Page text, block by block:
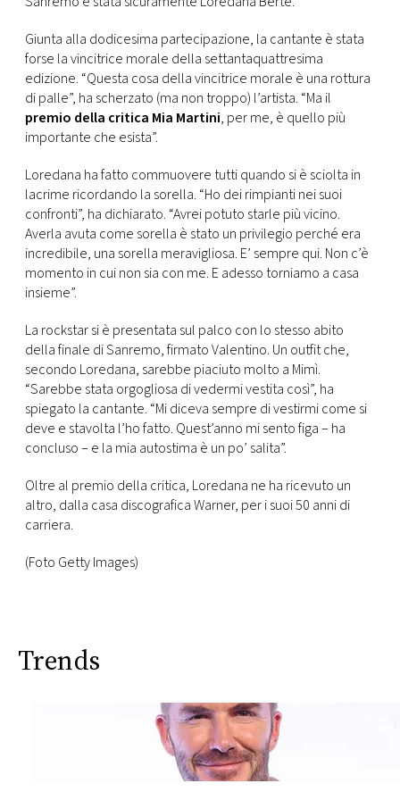
CONSIGLIA
Giunta alla dodicesima partecipazione, la cantante è stata
forse la vincitrice morale della settantaquattresima
edizione. “Questa cosa della vincitrice morale è una rottura
di palle”, ha scherzato (ma non troppo) l’artista. “Ma il
premio della critica Mia Martini, per me, è quello più
importante che esista”.
Loredana ha fatto commuovere tutti quando si è sciolta in
lacrime ricordando la sorella. “Ho dei rimpianti nei suoi
confronti”, ha dichiarato. “Avrei potuto starle più vicino.
Averla avuta come sorella è stato un privilegio perché era
incredibile, una sorella meravigliosa. E’ sempre qui. Non c’è
momento in cui non sia con me. E adesso torniamo a casa
insieme”.
La rockstar si è presentata sul palco con lo stesso abito
della finale di Sanremo, firmato Valentino. Un outfit che,
secondo Loredana, sarebbe piaciuto molto a Mimì.
“Sarebbe stata orgogliosa di vedermi vestita così”, ha
spiegato la cantante. “Mi diceva sempre di vestirmi come si
deve e stavolta l’ho fatto. Quest’anno mi sento figa – ha
concluso – e la mia autostima è un po’ salita”.
Oltre al premio della critica, Loredana ne ha ricevuto un
altro, dalla casa discografica Warner, per i suoi 50 anni di
carriera.
(Foto Getty Images)
Trends